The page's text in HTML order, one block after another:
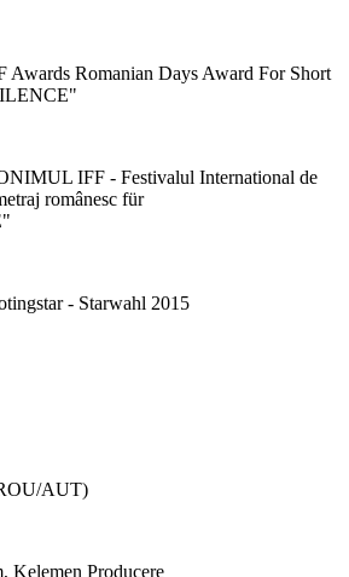
Awards Romanian Days Award For Short
IFF - Festivalul International de
românesc für
- Starwahl 2015
AUT)
Kelemen Producere